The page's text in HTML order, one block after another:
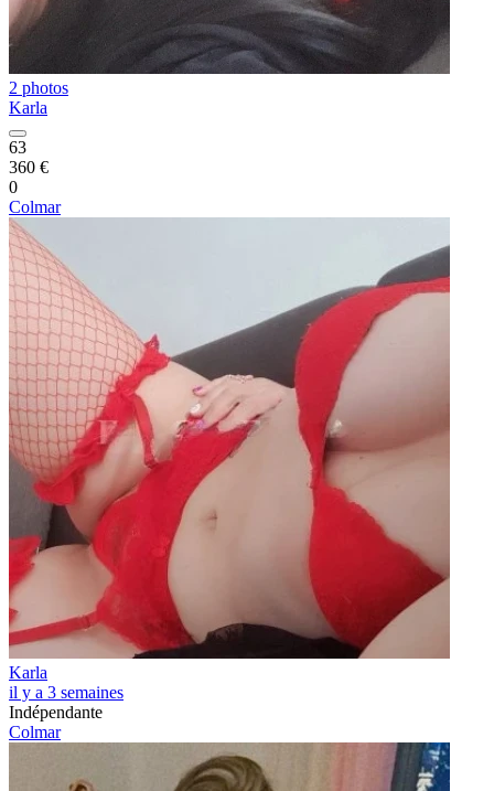
2 photos
Karla
63
360 €
0
Colmar
Karla
il y a 3 semaines
Indépendante
Colmar